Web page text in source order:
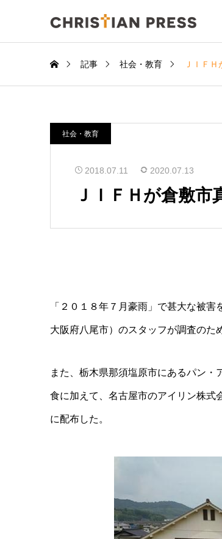
記事 社会・教育 ＪＩＦ
社会・教育
2018.07.11 2020.07.13
ＪＩＦＨが倉敷
「２０１８年７月豪雨」で甚大な被
大阪府八尾市）のスタッフが調査のた
また、栃木県那須塩原市にあるパン
食に加えて、名古屋市のアイリン株式
に配布した。